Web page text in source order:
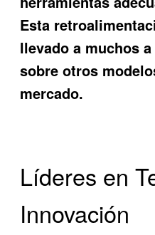
Esta
llevado a muchos
sobre otros
mercado.
Líderes en
Innovación